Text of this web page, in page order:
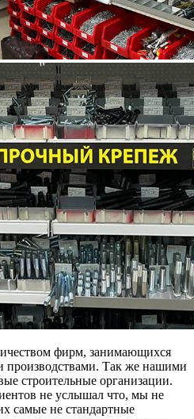
фирм, занимающихся
производствами. Так же нашими
строительные организации.
не услышал что, мы не
самые не стандартные